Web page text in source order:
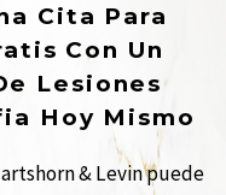
Cita Para
Con Un
Lesiones
Hoy Mismo
& Levin puede